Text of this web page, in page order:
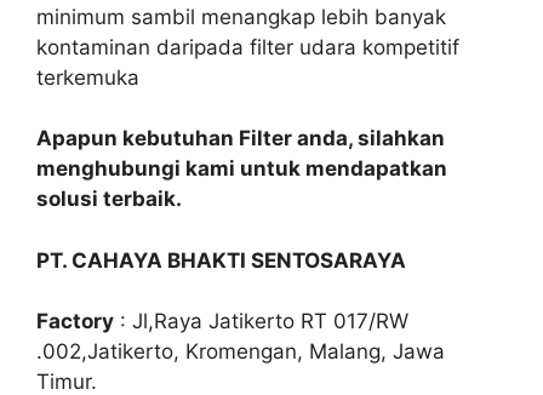
minimum sambil menangkap lebih banyak
kontaminan daripada filter udara kompetitif
terkemuka
Apapun kebutuhan Filter anda, silahkan
menghubungi kami untuk mendapatkan
solusi terbaik.
PT. CAHAYA BHAKTI SENTOSARAYA
Factory : Jl,Raya Jatikerto RT 017/RW
.002,Jatikerto, Kromengan, Malang, Jawa
Timur.